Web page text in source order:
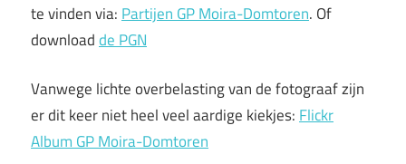
te vinden via: Partijen GP Moira-Domtoren. Of
downloadde PGN
Vanwege lichte overbelasting van de fotograaf zijn
er dit keer niet heel veel aardige kiekjes:Flickr
Album GP Moira-Domtoren